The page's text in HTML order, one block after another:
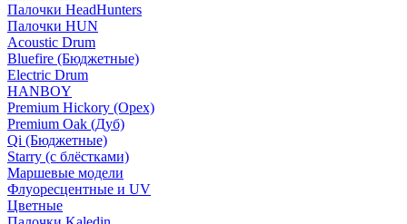
Палочки HeadHunters
Палочки HUN
Acoustic Drum
Bluefire (Бюджетные)
Electric Drum
HANBOY
Premium Hickory (Орех)
Premium Oak (Дуб)
Qi (Бюджетные)
Starry (с блёстками)
Маршевые модели
Флуоресцентные и UV
Цветные